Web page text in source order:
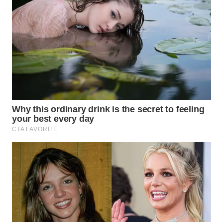
SUMEDANG
WN
CIANJUR
WN
KEPULAUAN
SERIBU
WN
TANGERANG
WN
BINJAI
WN
CIREBON